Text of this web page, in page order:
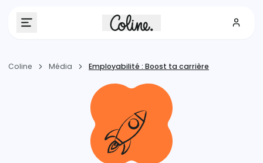
Coline Média Employabilité : Boost ta carrière